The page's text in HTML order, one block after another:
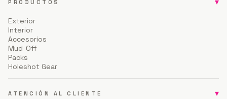
PRODUCTOS
Exterior
Interior
Accesorios
Mud-Off
Packs
Holeshot Gear
ATENCIÓN AL CLIENTE ▾